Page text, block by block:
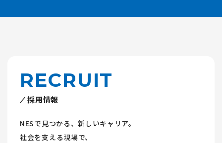
RECRUIT
採用情報
NESで見つかる、新しいキャリア。
社会を支える現場で、